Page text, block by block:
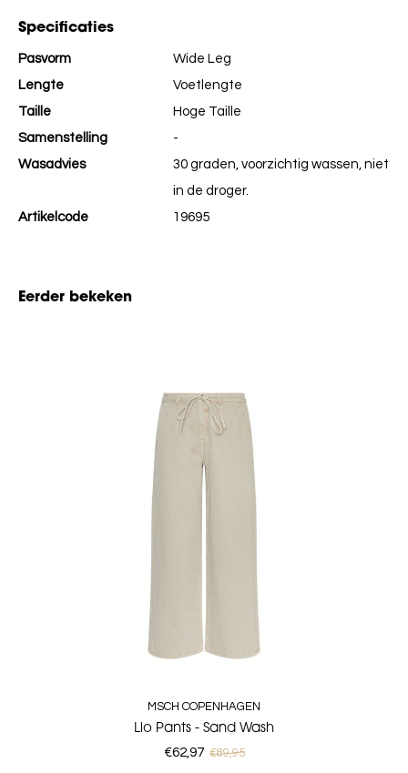
Specificaties
Pasvorm
Wide Leg
Lengte
Voetlengte
Taille
Hoge Taille
Samenstelling
-
Wasadvies
30 graden, voorzichtig wassen, niet
in de droger.
Artikelcode
19695
Eerder bekeken
MSCH COPENHAGEN
Lio Pants - Sand Wash
€62,97 €89,95